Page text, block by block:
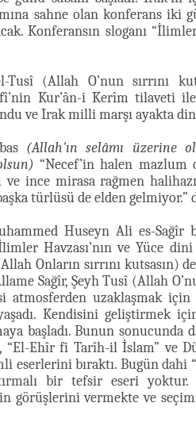
sahne olan konferans iki
Konferansın sloganı
(Allah O’nun sırrını
Kur’ân-i Kerîm tilaveti ile
ve Irak milli marşı ayakta
(Allah'ın selâmı üzerine
“Necef’in halen
ve ince mirasa rağmen
türlüsü de elden gelmiyor.”
Huseyn Ali es-Sağîr
Havzası’nın ve Yüce
Onların sırrını kutsasın)
Sağîr, Şeyh Tusî (Allah
uzaklaşmak için
Kendisini geliştirmek
başladı. Bunun sonucunda
“El-Ehîr fi Tarîh-il İslam” ve
eserlerini bıraktı. Bugün dahi
bir tefsir eseri yoktur.
görüşlerini vermekte ve